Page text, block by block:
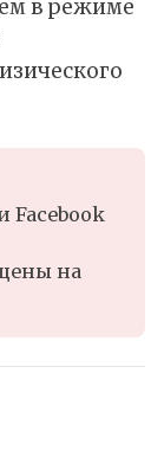
в режиме
Facebook
на